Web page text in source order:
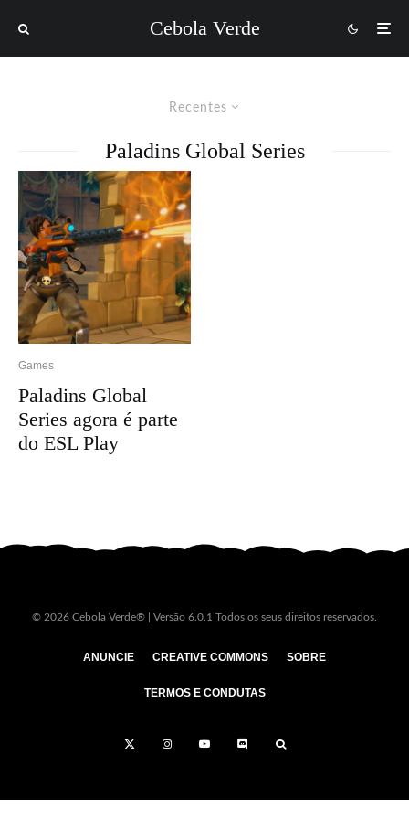
Cebola Verde
Recentes
Paladins Global Series
Games
Paladins Global
Series agora é parte
do ESL Play
© 2026 Cebola Verde® | Versão 6.0.1 Todos os seus direitos reservados.
ANUNCIE CREATIVE COMMONS SOBRE
TERMOS E CONDUTAS